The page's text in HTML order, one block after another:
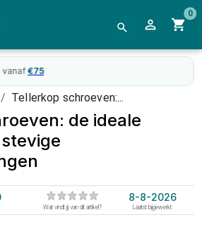
0
vanaf €75
/ Tellerkop schroeven:...
de ideale
Wat vindt jij van dit artikel?
8-8-2026
Laatst bijgewerkt: